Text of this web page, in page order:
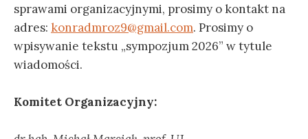
sprawami organizacyjnymi, prosimy o kontakt na
adres: konradmroz9@gmail.com. Prosimy o
wpisywanie tekstu „sympozjum 2026” w tytule
wiadomości.
Komitet Organizacyjny: